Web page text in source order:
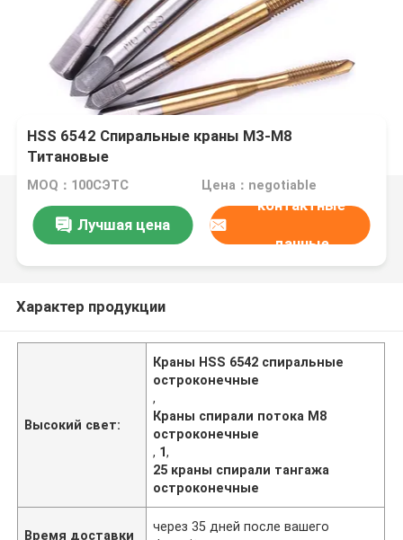
HSS 6542 Спиральные краны M3-M8
Титановые
MOQ：100СЭТС Цена：negotiable
Лучшая цена
контактные
данные
Характер продукции
Высокий свет:
Краны HSS 6542 спиральные
остроконечные
,
Краны спирали потока M8
остроконечные
, 1,
25 краны спирали тангажа
остроконечные
Время доставки
через 35 дней после вашего